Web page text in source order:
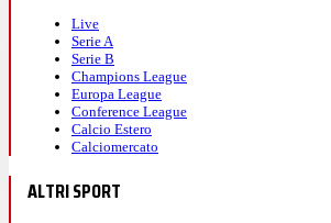
Live
Serie A
Serie B
Champions League
Europa League
Conference League
Calcio Estero
Calciomercato
ALTRI SPORT